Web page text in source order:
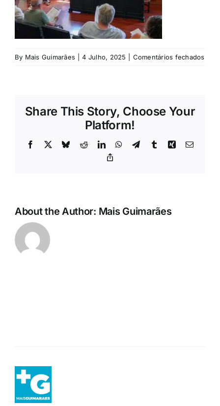
Rubricas
By Mais Guimarães 4 Julho, 2025 Comentários fechadosem
Share This Story, Choose Your
Platform!
Facebook BlueskyRedditLinkedInWhatsApp
TelegramTumblrXing Email
About the Author: Mais Guimarães